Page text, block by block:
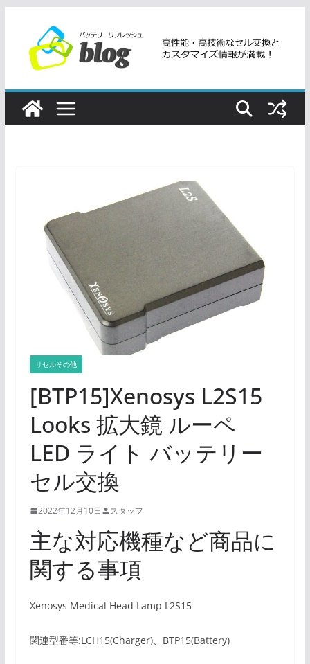
ツ
リセルその他
[BTP15]Xenosys L2S15
Looks 拡大鏡 ルーペ
LED ライト バッテリー
セル交換
2022年12月10日 スタッフ
主な対応機種など商品に
関する事項
Xenosys Medical Head Lamp L2S15
関連型番等:LCH15(Charger)、BTP15(Battery)